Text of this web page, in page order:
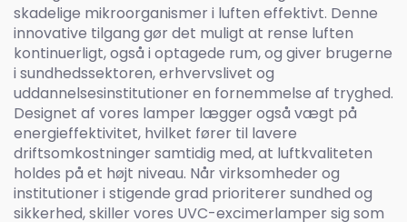
skadelige mikroorganismer i luften effektivt. Denne
innovative tilgang gør det muligt at rense luften
kontinuerligt, også i optagede rum, og giver brugerne
i sundhedssektoren, erhvervslivet og
uddannelsesinstitutioner en fornemmelse af tryghed.
Designet af vores lamper lægger også vægt på
energieffektivitet, hvilket fører til lavere
driftsomkostninger samtidig med, at luftkvaliteten
holdes på et højt niveau. Når virksomheder og
institutioner i stigende grad prioriterer sundhed og
sikkerhed, skiller vores UVC-excimerlamper sig som